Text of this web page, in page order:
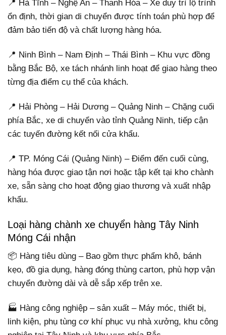
📍 Hà Tĩnh – Nghệ An – Thanh Hóa – Xe duy trì lộ trình
ổn định, thời gian di chuyển được tính toán phù hợp để
đảm bảo tiến độ và chất lượng hàng hóa.
📍 Ninh Bình – Nam Định – Thái Bình – Khu vực đồng
bằng Bắc Bộ, xe tách nhánh linh hoạt để giao hàng theo
từng địa điểm cụ thể của khách.
📍 Hải Phòng – Hải Dương – Quảng Ninh – Chặng cuối
phía Bắc, xe di chuyển vào tỉnh Quảng Ninh, tiếp cận
các tuyến đường kết nối cửa khẩu.
📍 TP. Móng Cái (Quảng Ninh) – Điểm đến cuối cùng,
hàng hóa được giao tận nơi hoặc tập kết tại kho chành
xe, sẵn sàng cho hoạt động giao thương và xuất nhập
khẩu.
Loại hàng chành xe chuyển hàng Tây Ninh
Móng Cái nhận
📦 Hàng tiêu dùng – Bao gồm thực phẩm khô, bánh
kẹo, đồ gia dụng, hàng đóng thùng carton, phù hợp vận
chuyển đường dài và dễ sắp xếp trên xe.
🏭 Hàng công nghiệp – sản xuất – Máy móc, thiết bị,
linh kiện, phụ tùng cơ khí phục vụ nhà xưởng, khu công